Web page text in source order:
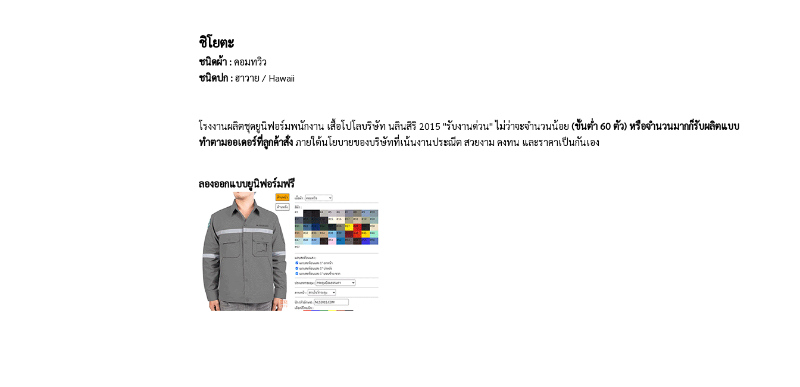
ชิโยตะ
ชนิดผ้า :คอมทวิว
ชนิดปก :ฮาวาย / Hawaii
โรงงานผลิตชุดยูนิฟอร์มพนักงาน เสื้อโปโลบริษัท นลินสิริ 2015 "รับงานด่วน" ไม่ว่าจะจำนวนน้อย (ขั้นต่ำ 60 ตัว) หรือจำนวนมากก็รับผลิตแบบ
ทำตามออเดอร์ที่ลูกค้าสั่งภายใต้นโยบายของบริษัทที่เน้นงานประณีต สวยงาม คงทน และราคาเป็นกันเอง
ลองออกแบบยูนิฟอร์มฟรี